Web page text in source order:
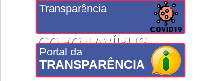
Transparência
CORONAVÍRUS
Portal da
TRANSPARÊNCIA